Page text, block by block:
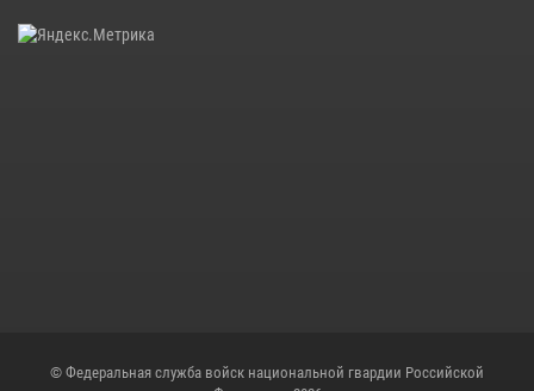
© Федеральная служба войск национальной гвардии Российской